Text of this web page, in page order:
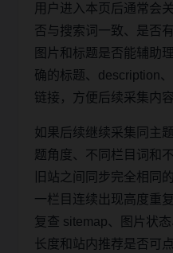
用户进入本页后通常会
否与搜索词一致、是否
图片和标题是否能辅助
确的标题、description
链接，方便后续采集内
如果后续继续采集同主
题角度、不同栏目词和
旧站之间同步完全相同
一栏目连续出现高度重
复查 sitemap、图片状
长度和站内推荐是否可点